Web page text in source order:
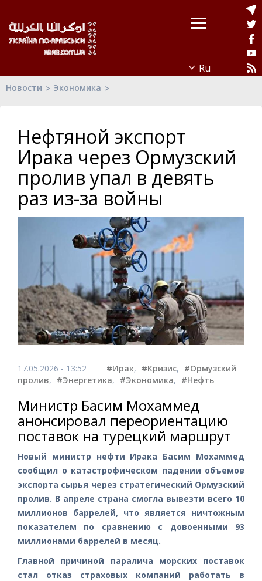
Новости Экономика
Нефтяной экспорт
Ирака через Ормузский
пролив упал в девять
раз из-за войны
17.05.2026 - 13:52 #Ирак, #Кризис, #Ормузский
пролив, #Энергетика, #Экономика, #Нефть
Министр Басим Мохаммед
анонсировал переориентацию
поставок на турецкий маршрут
Новый министр нефти Ирака Басим Мохаммед
сообщил о катастрофическом падении объемов
экспорта сырья через стратегический Ормузский
пролив. В апреле страна смогла вывезти всего 10
миллионов баррелей, что является ничтожным
показателем по сравнению с довоенными 93
миллионами баррелей в месяц.
Главной причиной паралича морских поставок
стал отказ страховых компаний работать в